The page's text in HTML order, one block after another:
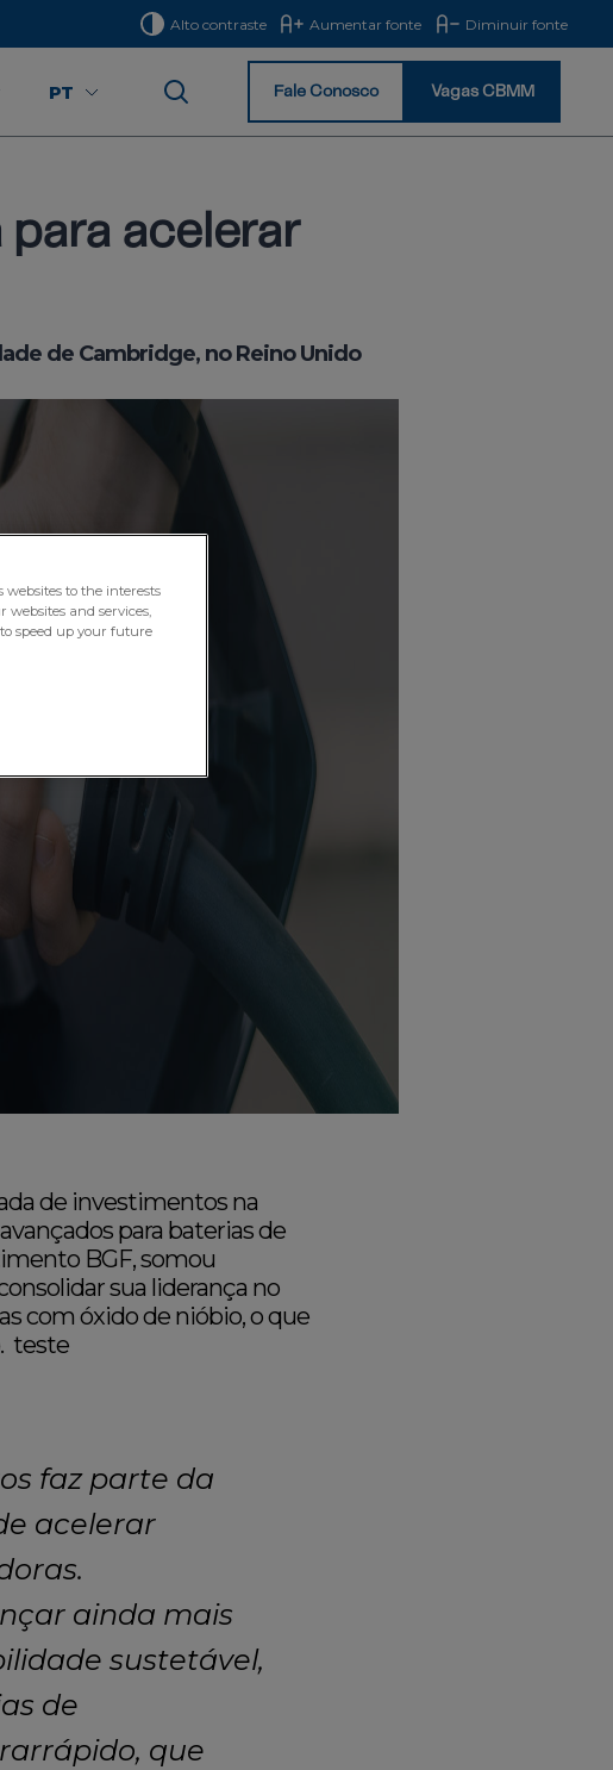
Alto contraste Aumentar fonte Diminuir fonte
PT Início Fale Conosco Vagas CBMM
acelerar
de Cambridge, no Reino Unido
de investimentos na
para baterias de
BGF, somou
sua liderança no
com óxido de nióbio, o que
teste
faz parte da
acelerar
ainda mais
sustetável,
de
que
to the interests
websites and services,
speed up your future